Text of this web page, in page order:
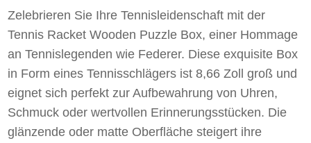
Zelebrieren Sie Ihre Tennisleidenschaft mit der
Tennis Racket Wooden Puzzle Box, einer Hommage
an Tennislegenden wie Federer. Diese exquisite Box
in Form eines Tennisschlägers ist 8,66 Zoll groß und
eignet sich perfekt zur Aufbewahrung von Uhren,
Schmuck oder wertvollen Erinnerungsstücken. Die
glänzende oder matte Oberfläche steigert ihre